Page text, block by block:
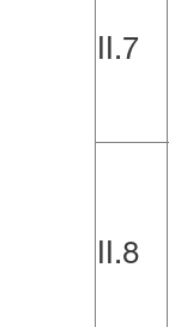
II.7
II.8